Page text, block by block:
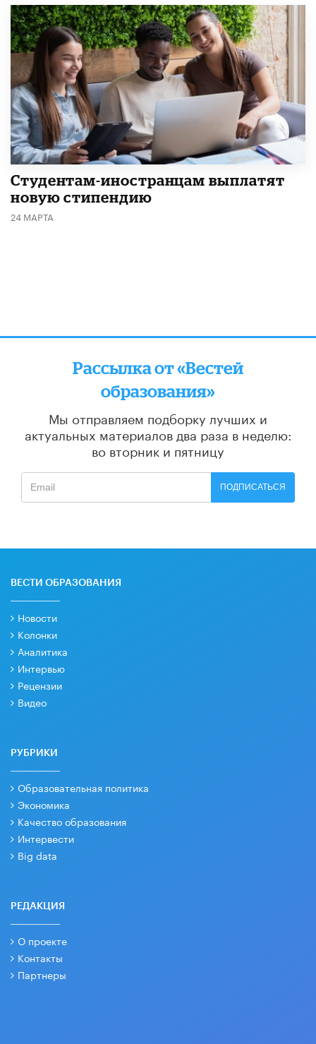
Студентам-иностранцам выплатят
новую стипендию
24 МАРТА
Рассылка от «Вестей
образования»
Мы отправляем подборку лучших и
актуальных материалов два раза в неделю:
во вторник и пятницу
ПОДПИСАТЬСЯ
ВЕСТИ ОБРАЗОВАНИЯ
Новости
Колонки
Аналитика
Интервью
Рецензии
Видео
РУБРИКИ
Образовательная политика
Экономика
Качество образования
Интервести
Big data
РЕДАКЦИЯ
О проекте
Контакты
Партнеры